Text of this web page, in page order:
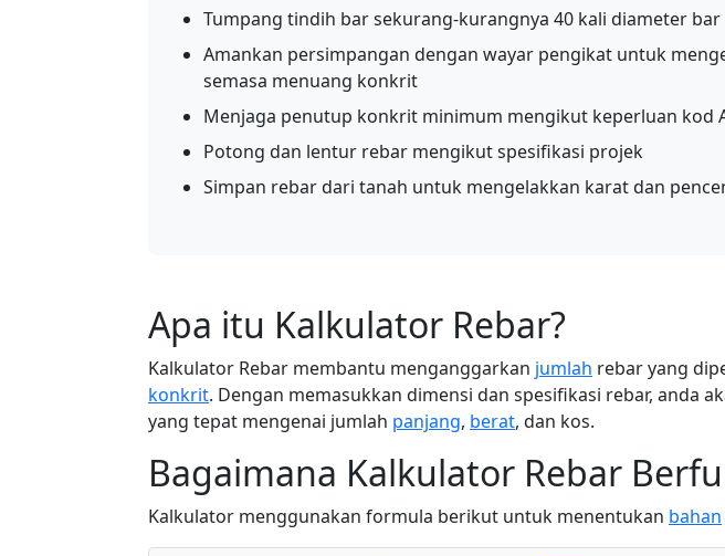
Tumpang tindih bar sekurang-kurangnya 40 kali diameter
Amankan persimpangan dengan wayar pengikat untuk
semasa menuang konkrit
Menjaga penutup konkrit minimum mengikut keperluan kod
Potong dan lentur rebar mengikut spesifikasi projek
Simpan rebar dari tanah untuk mengelakkan karat dan
Apa itu Kalkulator Rebar?
Kalkulator Rebar membantu menganggarkan jumlah rebar yang
konkrit. Dengan memasukkan dimensi dan spesifikasi rebar, anda
yang tepat mengenai jumlah panjang, berat, dan kos.
Bagaimana Kalkulator Rebar
Kalkulator menggunakan formula berikut untuk menentukan bahan